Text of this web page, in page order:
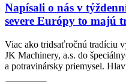
Napísali o nás v
severe Európy to majú
Viac ako tridsaťročnú tradíciu
JK Machinery, a.s. do
a potravinársky priemysel.